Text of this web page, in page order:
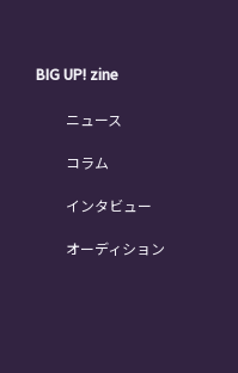
BIG UP! zine
ニュース
コラム
インタビュー
オーディション